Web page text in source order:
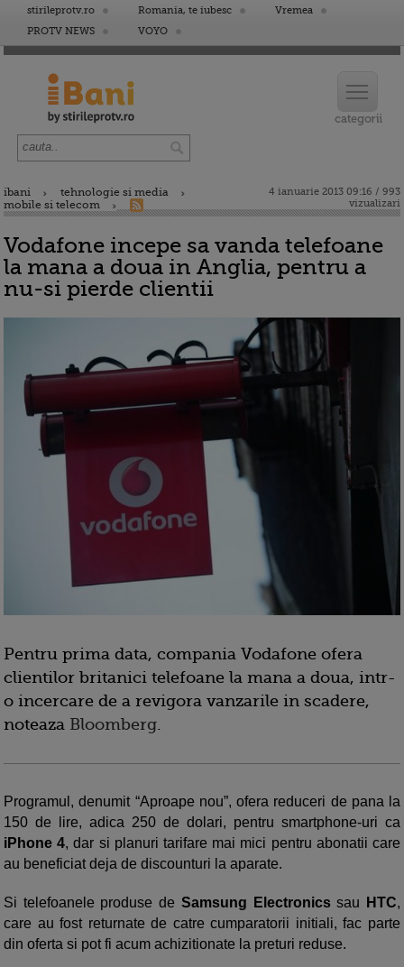
stirileprotv.ro Romania, te iubesc
Vremea
PROTV NEWS
VOYO
ibani
tehnologie si media
mobile si telecom
4 ianuarie 2013 09:16 / 993
vizualizari
Vodafone incepe sa vanda telefoane
la mana a doua in Anglia, pentru a
nu-si pierde clientii
Pentru prima data, compania Vodafone ofera
clientilor britanici telefoane la mana a doua, intr-
o incercare de a revigora vanzarile in scadere,
noteaza Bloomberg.
Programul, denumit “Aproape nou”, ofera reduceri de pana la
150 de lire, adica 250 de dolari, pentru smartphone-uri ca
iPhone 4, dar si planuri tarifare mai mici pentru abonatii care
au beneficiat deja de discounturi la aparate.
Si telefoanele produse de Samsung Electronicssau HTC,
care au fost returnate de catre cumparatorii initiali, fac parte
din oferta si pot fi acum achizitionate la preturi reduse.